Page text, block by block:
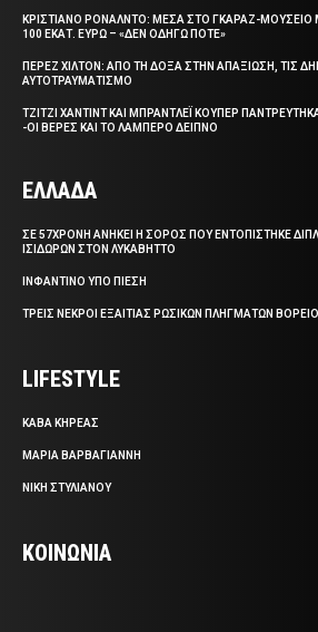
ΚΡΙΣΤΙΑΝΟ ΡΟΝΑΛΝΤΟ: ΜΕΣΑ ΣΤΟ ΓΚΑΡΑΖ-ΜΟΥΣΕΙΟ
100 ΕΚΑΤ. ΕΥΡΩ – «ΔΕΝ ΟΔΗΓΩ ΠΟΤΕ»
ΠΕΡΕΖ ΧΙΛΤΟΝ: ΑΠΟ ΤΗ ΔΟΞΑ ΣΤΗΝ ΑΠΑΞΙΩΣΗ, ΤΙΣ
ΑΥΤΟΤΡΑΥΜΑΤΙΣΜΟ
ΤΖΙΤΖΙ ΧΑΝΤΙΝΤ ΚΑΙ ΜΠΡΑΝΤΛΕΪ ΚΟΥΠΕΡ
-ΟΙ ΒΕΡΕΣ ΚΑΙ ΤΟ ΛΑΜΠΕΡΟ ΔΕΙΠΝΟ
ΕΛΛΑΔΑ
ΣΕ 57ΧΡΟΝΗ ΑΝΗΚΕΙ Η ΣΟΡΟΣ ΠΟΥ ΕΝΤΟΠΙΣΤΗΚΕ
ΙΣΙΔΩΡΩΝ ΣΤΟΝ ΛΥΚΑΒΗΤΤΟ
ΙΝΦΑΝΤΙΝΟ ΥΠΟ ΠΙΕΣΗ
ΤΡΕΙΣ ΝΕΚΡΟΙ ΕΞΑΙΤΙΑΣ ΡΩΣΙΚΩΝ ΠΛΗΓΜΑΤΩΝ
LIFESTYLE
ΚΑΒΑ ΚΗΡΕΑΣ
ΜΑΡΙΑ ΒΑΡΒΑΓΙΑΝΝΗ
ΝΙΚΗ ΣΤΥΛΙΑΝΟΥ
ΚΟΙΝΩΝΙΑ